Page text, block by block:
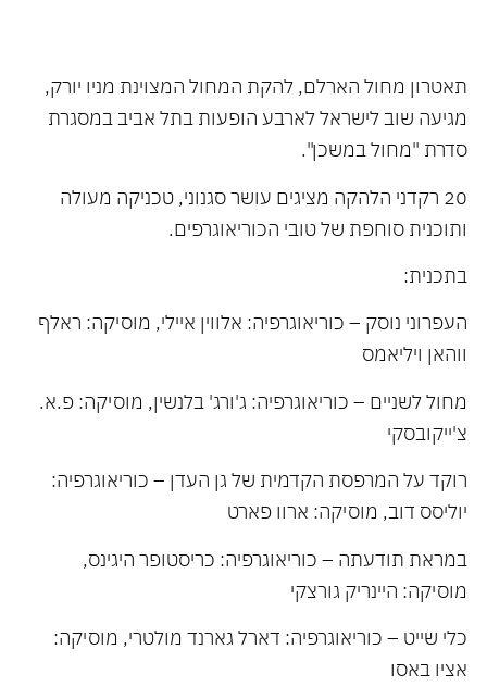
תאטרון מחול הארלם, להקת המחול המצוינת מניו יורק,
מגיעה שוב לישראל לארבע הופעות בתל אביב במסגרת
סדרת "מחול במשכן".
20 רקדני הלהקה מציגים עושר סגנוני, טכניקה מעולה
ותוכנית סוחפת של טובי הכוריאוגרפים.
בתכנית:
העפרוני נוסק – כוריאוגרפיה: אלווין איילי, מוסיקה: ראלף
ווהאן ויליאמס
מחול לשניים – כוריאוגרפיה: ג'ורג' בלנשין, מוסיקה: פ.א.
צ'ייקובסקי
רוקד על המרפסת הקדמית של גן העדן – כוריאוגרפיה:
יוליסס דוב, מוסיקה: ארוו פארט
במראת תודעתה – כוריאוגרפיה: כריסטופר היגינס,
מוסיקה: היינריק גורצקי
כלי שייט – כוריאוגרפיה: דארל גארנד מולטרי, מוסיקה:
אציו באסו